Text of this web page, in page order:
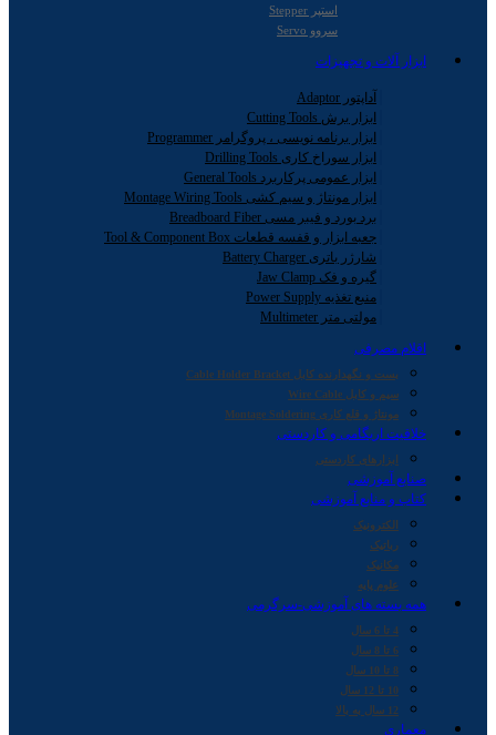
استپر Stepper
سروو Servo
ابزار آلات و تجهیزات
آداپتور Adaptor
ابزار برش Cutting Tools
ابزار برنامه نویسی ، پروگرامر Programmer
ابزار سوراخ کاری Drilling Tools
ابزار عمومی پرکاربرد General Tools
ابزار مونتاژ و سیم کشی Montage Wiring Tools
برد بورد و فیبر مسی Breadboard Fiber
جعبه ابزار و قفسه قطعات Tool & Component Box
شارژر باتری Battery Charger
گیره و فک Jaw Clamp
منبع تغذیه Power Supply
مولتی متر Multimeter
اقلام مصرفی
بست و نگهدارنده کابل Cable Holder Bracket
سیم و کابل Wire Cable
مونتاژ و قلع کاری Montage Soldering
خلاقیت اریگامی و کاردستی
ابزارهای کاردستی
صنایع آموزشی
کتاب و منابع آموزشی
الکترونیک
رباتیک
مکانیک
علوم پایه
همه بسته های آموزشی-سرگرمی
4 تا 6 سال
6 تا 8 سال
8 تا 10 سال
10 تا 12 سال
12 سال به بالا
معماری